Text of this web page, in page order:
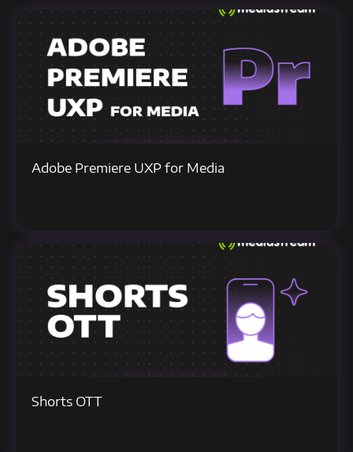
Adobe Premiere UXP for Media
Shorts OTT